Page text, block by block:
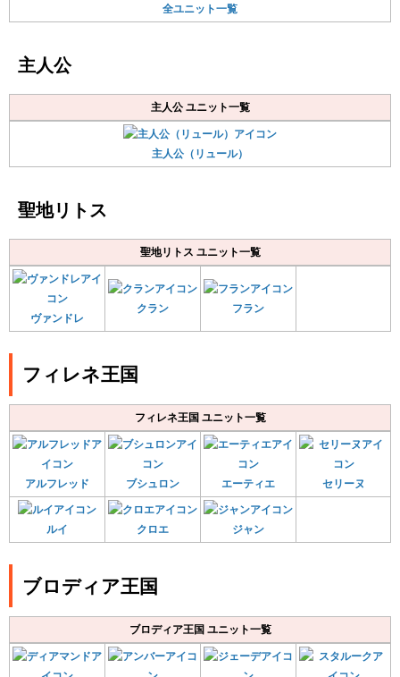
全ユニット一覧
主人公
主人公 ユニット一覧
主人公（リュール）
聖地リトス
聖地リトス ユニット一覧
ヴァンドレ
クラン フラン
フィレネ王国
フィレネ王国 ユニット一覧
アルフレッド ブシュロン エーティエ セリーヌ
ルイ クロエ ジャン
ブロディア王国
ブロディア王国 ユニット一覧